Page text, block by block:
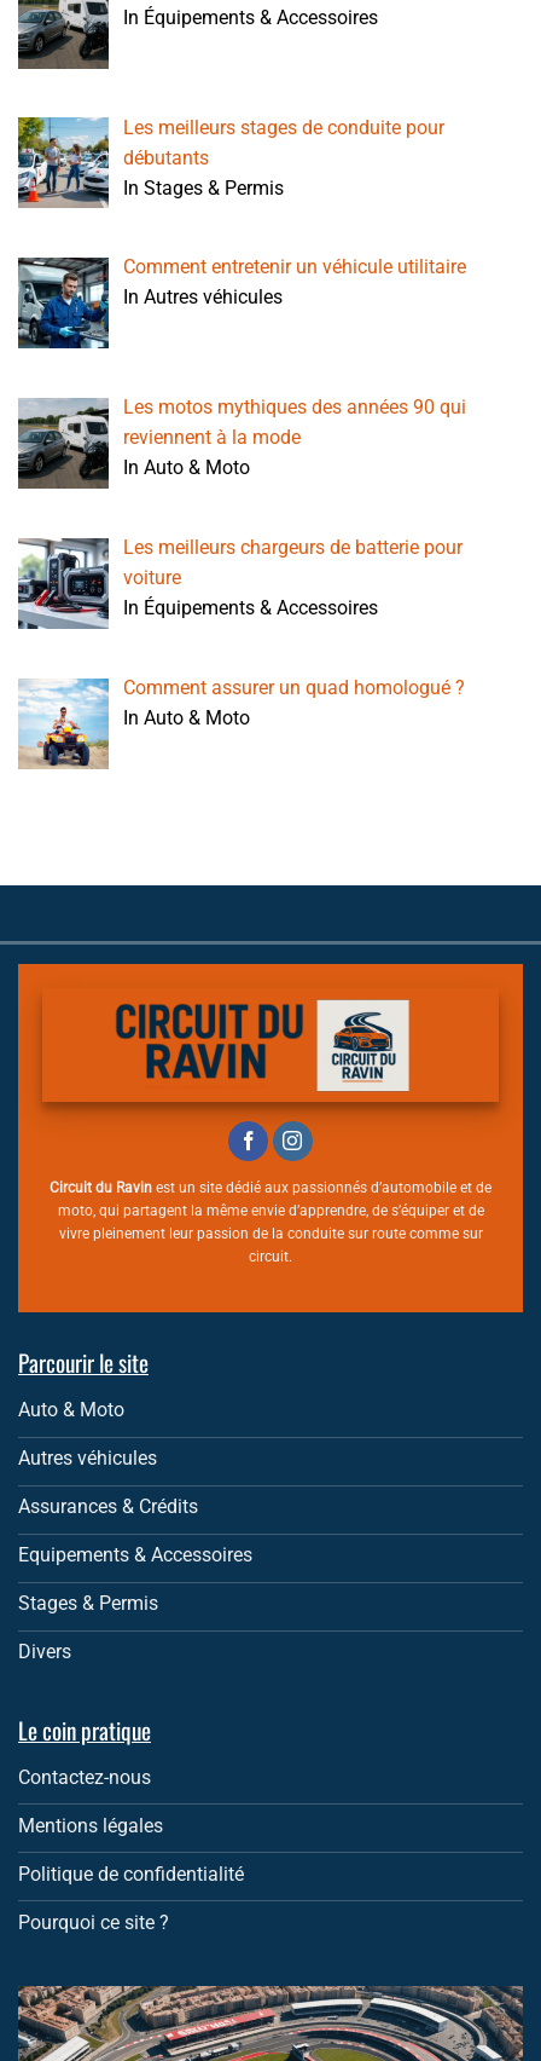
In Équipements & Accessoires
Les meilleurs stages de conduite pour
débutants
In Stages & Permis
Comment entretenir un véhicule utilitaire
In Autres véhicules
Les motos mythiques des années 90 qui
reviennent à la mode
In Auto & Moto
Les meilleurs chargeurs de batterie pour
voiture
In Équipements & Accessoires
Comment assurer un quad homologué ?
In Auto & Moto
Circuit du Ravin est un site dédié aux passionnés d’automobile et de
moto, qui partagent la même envie d’apprendre, de s’équiper et de
vivre pleinement leur passion de la conduite sur route comme sur
circuit.
Parcourir le site
Auto & Moto
Autres véhicules
Assurances & Crédits
Equipements & Accessoires
Stages & Permis
Divers
Le coin pratique
Contactez-nous
Mentions légales
Politique de confidentialité
Pourquoi ce site ?